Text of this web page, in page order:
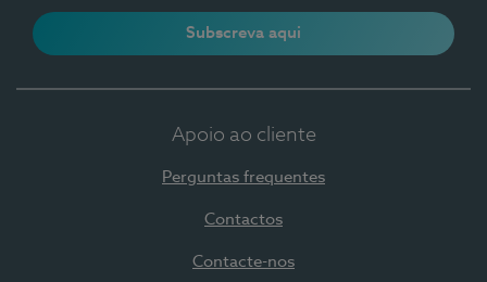
Subscreva aqui
Apoio ao cliente
Perguntas frequentes
Contactos
Contacte-nos